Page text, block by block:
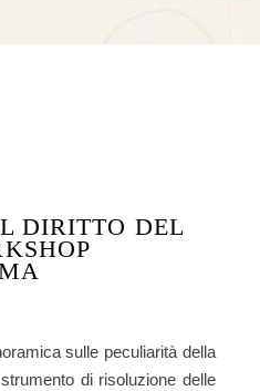
DIRITTO DEL
sulle peculiarità della
di risoluzione delle